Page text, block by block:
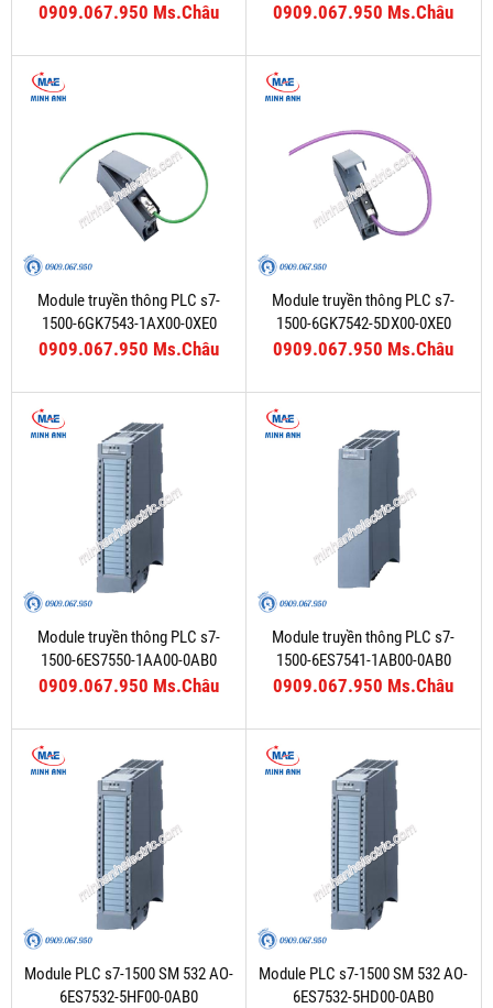
0909.067.950 Ms.Châu 0909.067.950 Ms.Châu
Module truyền thông PLC s7-
1500-6GK7543-1AX00-0XE0
0909.067.950 Ms.Châu
Module truyền thông PLC s7-
1500-6GK7542-5DX00-0XE0
0909.067.950 Ms.Châu
Module truyền thông PLC s7-
1500-6ES7550-1AA00-0AB0
0909.067.950 Ms.Châu
Module truyền thông PLC s7-
1500-6ES7541-1AB00-0AB0
0909.067.950 Ms.Châu
Module PLC s7-1500 SM 532 AO-
6ES7532-5HF00-0AB0
Module PLC s7-1500 SM 532 AO-
6ES7532-5HD00-0AB0